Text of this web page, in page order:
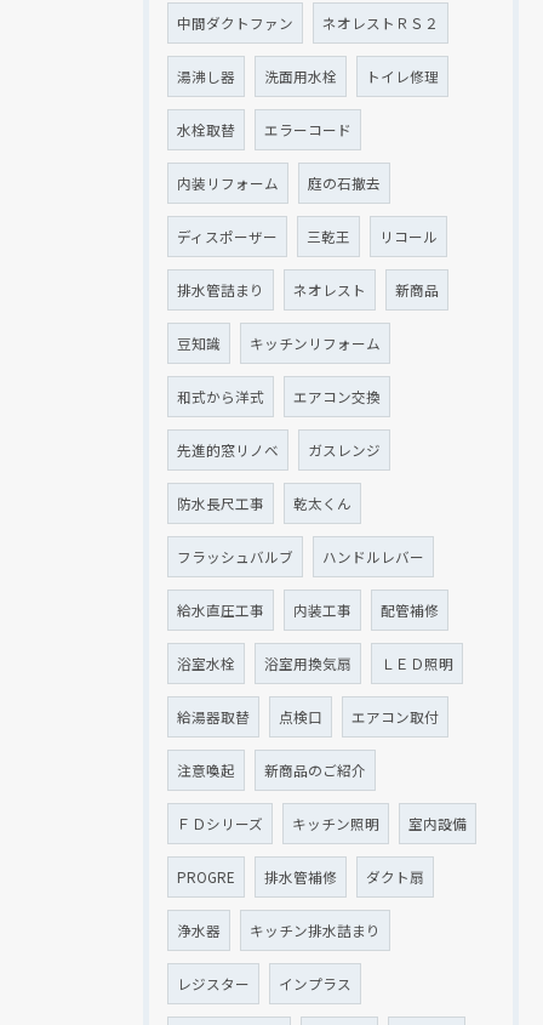
中間ダクトファン ネオレストＲＳ２
湯沸し器 洗面用水栓 トイレ修理
水栓取替 エラーコード
内装リフォーム 庭の石撤去
ディスポーザー 三乾王 リコール
排水管詰まり ネオレスト 新商品
豆知識 キッチンリフォーム
和式から洋式 エアコン交換
先進的窓リノベ ガスレンジ
防水長尺工事 乾太くん
フラッシュバルブ ハンドルレバー
給水直圧工事 内装工事 配管補修
浴室水栓 浴室用換気扇 ＬＥＤ照明
給湯器取替 点検口 エアコン取付
注意喚起 新商品のご紹介
ＦＤシリーズ キッチン照明 室内設備
PROGRE 排水管補修 ダクト扇
浄水器 キッチン排水詰まり
レジスター インプラス